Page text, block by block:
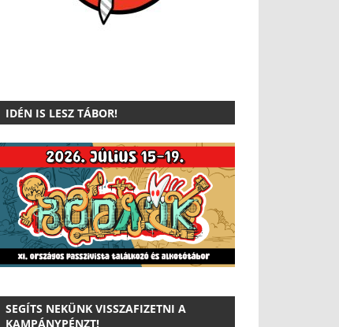
IDÉN IS LESZ TÁBOR!
SEGÍTS NEKÜNK VISSZAFIZETNI A
KAMPÁNYPÉNZT!